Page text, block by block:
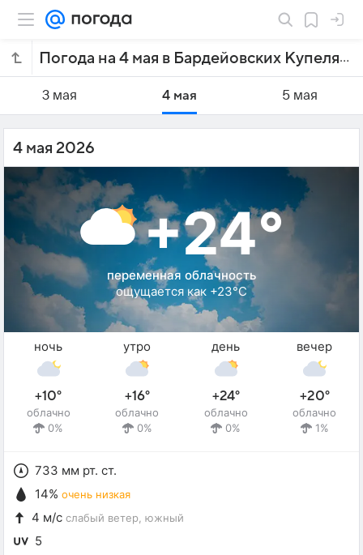
Погода на 4 мая в Бардейовских Купелях
3 мая 4 мая 5 мая
4 мая 2026
+24°
переменная облачность
ощущается как +23°C
ночь
+10°
облачно
0%
утро
+16°
облачно
0%
день
+24°
облачно
0%
вечер
+20°
облачно
1%
733 мм рт. ст.
14% очень низкая
4 м/с слабый ветер , южный
5